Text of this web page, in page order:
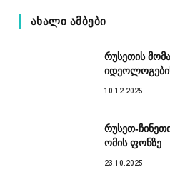
ᲐᲮᲐᲚᲘ ᲐᲛᲑᲔᲑᲘ
რუსეთის
10.12.2025
რუსეთ-
ომის ფონზე
23.10.2025